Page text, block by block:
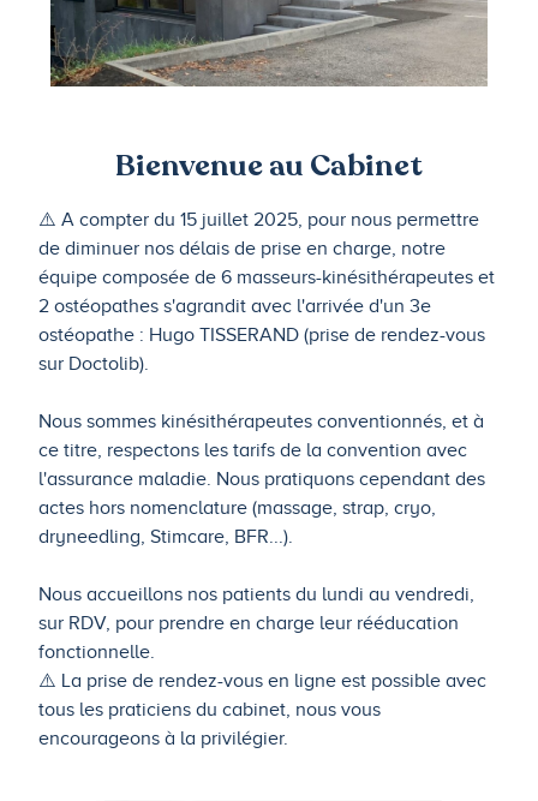
Bienvenue au Cabinet
⚠️ A compter du 15 juillet 2025, pour nous permettre
de diminuer nos délais de prise en charge, notre
équipe composée de 6 masseurs-kinésithérapeutes et
2 ostéopathes s'agrandit avec l'arrivée d'un 3e
ostéopathe : Hugo TISSERAND (prise de rendez-vous
sur Doctolib).
Nous sommes kinésithérapeutes conventionnés, et à
ce titre, respectons les tarifs de la convention avec
l'assurance maladie. Nous pratiquons cependant des
actes hors nomenclature (massage, strap, cryo,
dryneedling, Stimcare, BFR...).
Nous accueillons nos patients du lundi au vendredi,
sur RDV, pour prendre en charge leur rééducation
fonctionnelle.
⚠️ La prise de rendez-vous en ligne est possible avec
tous les praticiens du cabinet, nous vous
encourageons à la privilégier.